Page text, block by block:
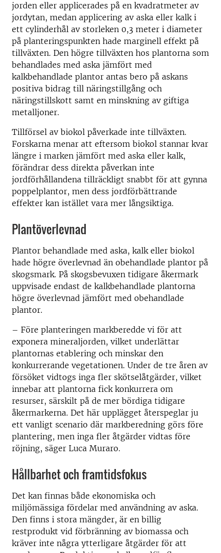
jorden eller applicerades på en kvadratmeter av
jordytan, medan applicering av aska eller kalk i
ett cylinderhål av storleken 0,3 meter i diameter
på planteringspunkten hade marginell effekt på
tillväxten. Den högre tillväxten hos plantorna som
behandlades med aska jämfört med
kalkbehandlade plantor antas bero på askans
positiva bidrag till näringstillgång och
näringstillskott samt en minskning av giftiga
metalljoner.
Tillförsel av biokol påverkade inte tillväxten.
Forskarna menar att eftersom biokol stannar kvar
längre i marken jämfört med aska eller kalk,
förändrar dess direkta påverkan inte
jordförhållandena tillräckligt snabbt för att gynna
poppelplantor, men dess jordförbättrande
effekter kan istället vara mer långsiktiga.
Plantöverlevnad
Plantor behandlade med aska, kalk eller biokol
hade högre överlevnad än obehandlade plantor på
skogsmark. På skogsbevuxen tidigare åkermark
uppvisade endast de kalkbehandlade plantorna
högre överlevnad jämfört med obehandlade
plantor.
– Före planteringen markberedde vi för att
exponera mineraljorden, vilket underlättar
plantornas etablering och minskar den
konkurrerande vegetationen. Under de tre åren av
försöket vidtogs inga fler skötselåtgärder, vilket
innebar att plantorna fick konkurrera om
resurser, särskilt på de mer bördiga tidigare
åkermarkerna. Det här upplägget återspeglar ju
ett vanligt scenario där markberedning görs före
plantering, men inga fler åtgärder vidtas före
röjning, säger Luca Muraro.
Hållbarhet och framtidsfokus
Det kan finnas både ekonomiska och
miljömässiga fördelar med användning av aska.
Den finns i stora mängder, är en billig
restprodukt vid förbränning av biomassa och
kräver inte några ytterligare åtgärder för att